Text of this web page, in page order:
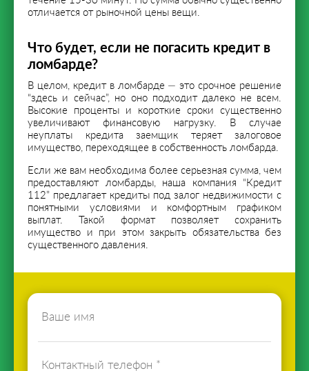
отличается от рыночной цены вещи.
Что будет, если не погасить кредит в
ломбарде?
В целом, кредит в ломбарде — это срочное решение
“здесь и сейчас”, но оно подходит далеко не всем.
Высокие проценты и короткие сроки существенно
увеличивают финансовую нагрузку. В случае
неуплаты кредита заемщик теряет залоговое
имущество, переходящее в собственность ломбарда.
Если же вам необходима более серьезная сумма, чем
предоставляют ломбарды, наша компания “Кредит
112” предлагает кредиты под залог недвижимости с
понятными условиями и комфортным графиком
выплат. Такой формат позволяет сохранить
имущество и при этом закрыть обязательства без
существенного давления.